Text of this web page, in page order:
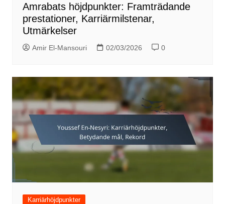
Amrabats höjdpunkter: Framträdande
prestationer, Karriärmilstenar,
Utmärkelser
Amir El-Mansouri 02/03/2026 0
Karriärhöjdpunkter